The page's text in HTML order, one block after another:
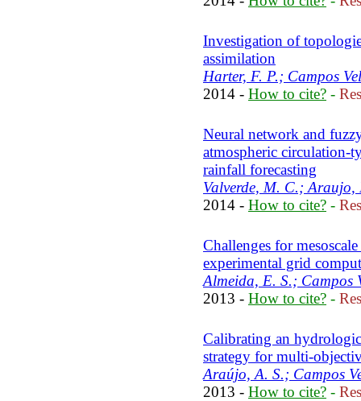
Investigation of
assimilation
Harter, F. P.; Campos
2014 - How to cite? -
Neural network and
atmospheric circulation-
rainfall forecasting
Valverde, M. C.; Araujo,
2014 - How to cite? -
Challenges for
experimental grid
Almeida, E. S.; Campos
2013 - How to cite? -
Calibrating an
strategy for multi-
Araújo, A. S.; Campos
2013 - How to cite? -